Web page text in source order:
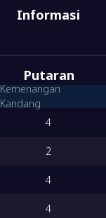
34
Informasi
Putaran
Kemenangan
Kandang
4
2
4
4